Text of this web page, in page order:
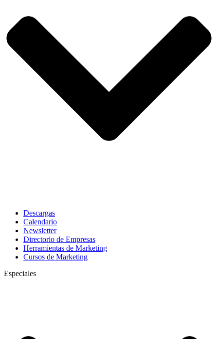
Descargas
Calendario
Newsletter
Directorio de Empresas
Herramientas de Marketing
Cursos de Marketing
Especiales